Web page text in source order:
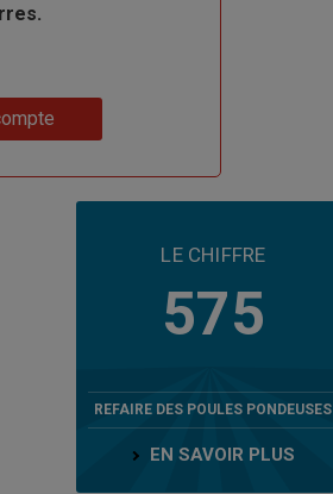
LE CHIFFRE
575
REFAIRE DES POULES PONDEUSES
EN SAVOIR PLUS